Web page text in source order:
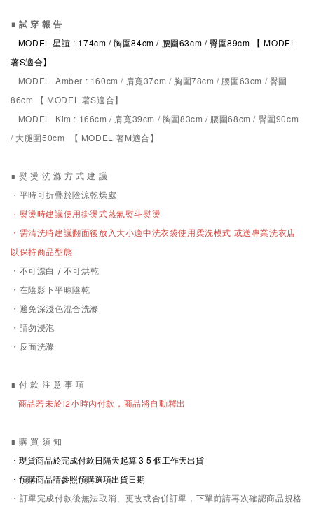
∎ 試 穿 報 告
MODEL 星誼 : 174cm / 胸圍84cm / 腰圍63cm / 臀圍89cm 【 MODEL
著S適合】
MODEL Amber : 160cm / 肩寬37cm / 胸圍78cm / 腰圍63cm / 臀圍
86cm 【 MODEL 著S適合】
MODEL Kim : 166cm / 肩寬39cm / 胸圍83cm / 腰圍68cm / 臀圍90cm
/ 大腿圍50cm 【 MODEL著M適合】
∎ 熨 燙 洗 滌 方 式 建 議
・平時可折疊於陰涼乾燥處
・熨燙時建議使用掛燙式蒸氣熨斗熨燙
・ 需清洗時建議翻面後放入大小適中洗衣袋使用柔洗模式 或送專業洗衣店
以保持商品型態
・不可漂白 / 不可烘乾
・在陰影下平晾陰乾
・避免深淺色混合洗滌
・請勿浸泡
・反面洗滌
∎ 付 款 注 意 事 項
商品若未於12小時內付款，商品將自動釋出
∎ 購 買 須 知
・現貨商品於完成付款日隔天起算 3-5 個工作天出貨
・預購商品請參照預購選項出貨日期
・訂單完成付款後無法取消、更改或合併訂單，下單前請再次確認商品規格